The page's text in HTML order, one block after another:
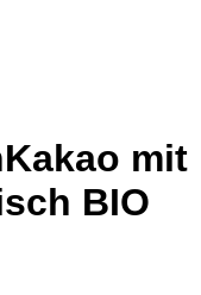
mit
BIO